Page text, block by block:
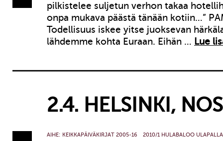
pilkistelee suljetun verhon takaa
onpa mukava päästä tänään kotiin…”
Todellisuus iskee yitse juoksevan
lähdemme kohta Euraan. Eihän … Lue
2.4. HELSINKI,
AIHE: KEIKKAPÄIVÄKIRJAT 2005-16 2010/1 HULABALOO ULAPALLA